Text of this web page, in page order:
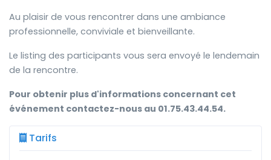
Au plaisir de vous rencontrer dans une ambiance
professionnelle, conviviale et bienveillante.
Le listing des participants vous sera envoyé le lendemain
de la rencontre.
Pour obtenir plus d'informations concernant cet
événement contactez-nous au 01.75.43.44.54.
Tarifs